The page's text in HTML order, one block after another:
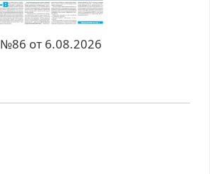
№86 от 6.08.2026